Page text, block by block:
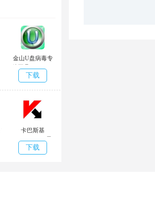
金山U盘病毒专
杀工具 v1.0.0.34
最新版
下载
卡巴斯基
v21.3.10.391 最
新官方版
下载